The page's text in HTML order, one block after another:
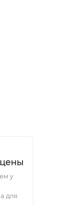
у
для